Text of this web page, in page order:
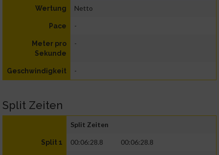
Wertung Netto
Pace -
Meter pro
Sekunde
-
Geschwindigkeit -
Split Zeiten
Split Zeiten
Split 1 00:06:28.8 00:06:28.8